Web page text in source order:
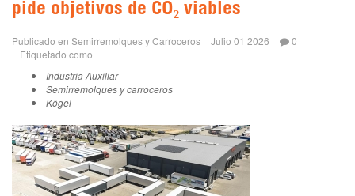
pide objetivos de CO₂ viables
Publicado en Semirremolques y Carroceros Julio 01 2026
0
Etiquetado como
Industria Auxiliar
Semirremolques y carroceros
Kögel